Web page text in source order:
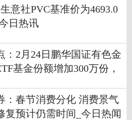
意社PVC基准价为4693.0
日热讯
：2月24日鹏华国证有色金
基金份额增加300万份，
：春节消费分化 消费景气
复预计仍需时间_今日热闻